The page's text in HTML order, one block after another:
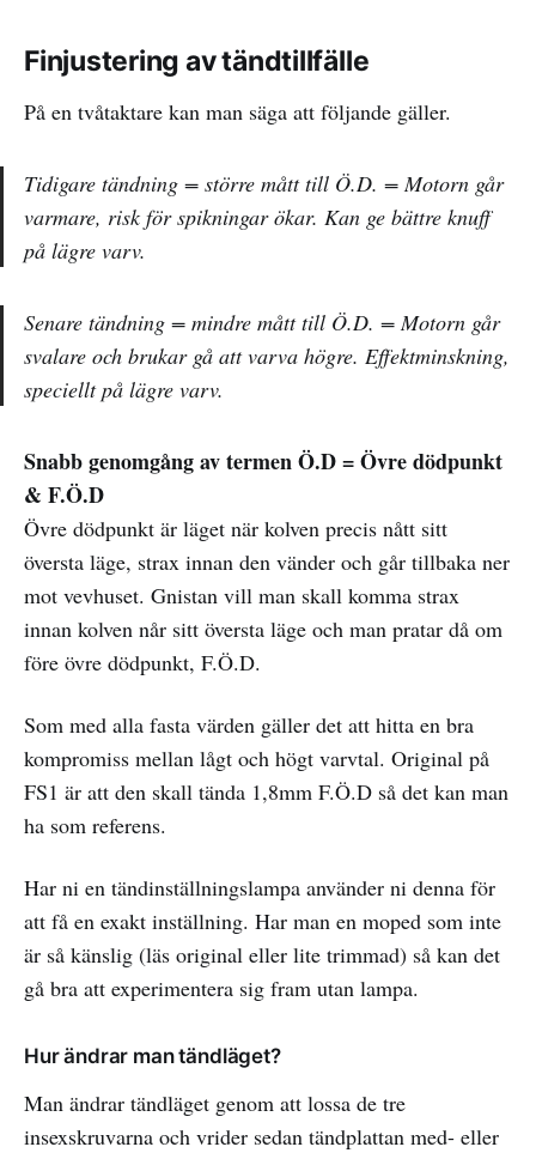
Finjustering av tändtillfälle
På en tvåtaktare kan man säga att följande gäller.
Tidigare tändning = större mått till Ö.D. = Motorn går
varmare, risk för spikningar ökar. Kan ge bättre knuff
på lägre varv.
Senare tändning = mindre mått till Ö.D. = Motorn går
svalare och brukar gå att varva högre. Effektminskning,
speciellt på lägre varv.
Snabb genomgång av termen Ö.D = Övre dödpunkt
& F.Ö.D
Övre dödpunkt är läget när kolven precis nått sitt
översta läge, strax innan den vänder och går tillbaka ner
mot vevhuset. Gnistan vill man skall komma strax
innan kolven når sitt översta läge och man pratar då om
före övre dödpunkt, F.Ö.D.
Som med alla fasta värden gäller det att hitta en bra
kompromiss mellan lågt och högt varvtal. Original på
FS1 är att den skall tända 1,8mm F.Ö.D så det kan man
ha som referens.
Har ni en tändinställningslampa använder ni denna för
att få en exakt inställning. Har man en moped som inte
är så känslig (läs original eller lite trimmad) så kan det
gå bra att experimentera sig fram utan lampa.
Hur ändrar man tändläget?
Man ändrar tändläget genom att lossa de tre
insexskruvarna och vrider sedan tändplattan med- eller